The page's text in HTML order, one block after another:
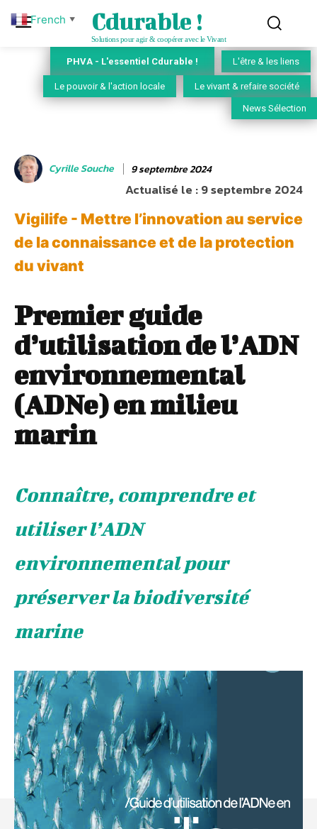
Cdurable !
Solutions pour agir & coopérer avec le Vivant
PHVA - L'essentiel Cdurable ! L'être & les liens
Le pouvoir & l'action locale Le vivant & refaire société
News Sélection
Cyrille Souche 9 septembre 2024
Actualisé le :9 septembre 2024
Vigilife - Mettre l’innovation au service
de la connaissance et de la protection
du vivant
Premier guide
d’utilisation de l’ADN
environnemental
(ADNe) en milieu
marin
Connaître, comprendre et
utiliser l’ADN
environnemental pour
préserver la biodiversité
marine
French ▼